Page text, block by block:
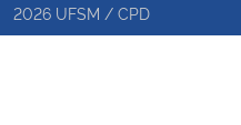
2026 UFSM / CPD